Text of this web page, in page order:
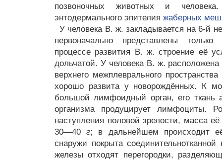
позвоночных животных и
энтодермального эпителия жаберных
У человека В. ж. закладывается на 6-й
первоначально представлены
процессе развития В. ж. строение её
дольчатой. У человека В. ж. расположена
верхнего межплеврального
хорошо развита у новорождённых. К
большой лимфоидный орган, его ткань
организма продуцирует лимфоциты.
наступления половой зрелости, масса
30—40г; в дальнейшем происходит
снаружи покрыта соединительнотканной
железы отходят перегородки,